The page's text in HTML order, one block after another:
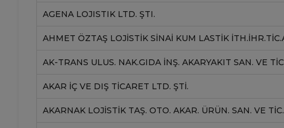
AGENA LOJISTIK LTD. ŞTI.
AHMET ÖZTAŞ LOJİSTİK SİNAİ KUM LASTİK
AK-TRANS ULUS. NAK.GIDA İNŞ. AKARYAKIT SAN. VE
AKAR İÇ VE DIŞ TICARET LTD. ŞTI.
AKARNAK LOJISTIK TAŞ. OTO. AKAR. ÜRÜN. SAN. VE